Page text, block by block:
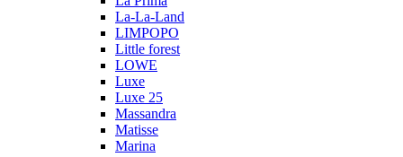
La-La-Land
LIMPOPO
Little forest
LOWE
Luxe
Luxe 25
Massandra
Matisse
Marina